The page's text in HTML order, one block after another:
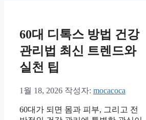
60대 디톡스 방법 건강
관리법 최신 트렌드와
실천 팁
1월 18, 2026 작성자: mocacoca
60대가 되면 몸과 피부, 그리고 전